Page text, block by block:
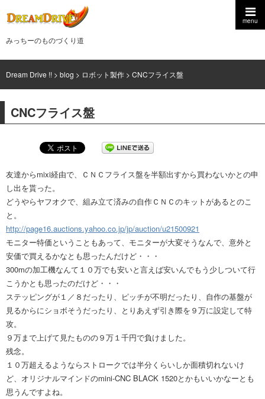
menu
みっちーのものづくり道
Dream Drive !! > blog > ロボット製作 > CNCフライス盤
CNCフライス盤
友達からmixi経由で、ＣＮＣフライス盤を半額出すから買わないかとの申
し出を貰った。
どうやらヤフオクで、組み立て済みの自作ＣＮＣのキットがあるとのこ
と。
http://page16.auctions.yahoo.co.jp/jp/auction/u21500921
モニター特価ということもあって、モニターが大変そうなんで、意外と
安価で買えるかなとも思ったんだけど・・・
300mの加工機なんて１０万でも安いと言えば安いんでもう少しついて行
こうかとも思ったのだけど・・・
ステッピングが１／８だったり、ピッチが不明だったり、自作の基盤が
見るからにショボそうだったり、とりあえず引き際を９万に設定して特
攻。
９万まで上げて見たものの９万１千円で負けました。
残念。
１０万超えるようならストロークでは半分くらいしか面積切れないけ
ど、オリジナルマインドのmini-CNC BLACK 1520とかもいいかなーとも
思うんですよね。